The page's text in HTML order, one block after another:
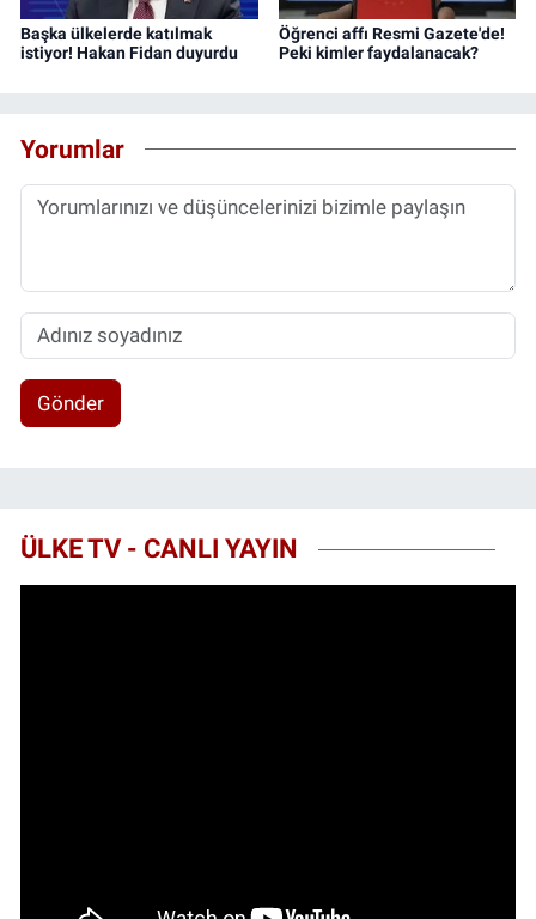
Başka ülkelerde katılmak
istiyor! Hakan Fidan duyurdu
Öğrenci affı Resmi Gazete'de!
Peki kimler faydalanacak?
Yorumlar
Gönder
ÜLKE TV - CANLI YAYIN